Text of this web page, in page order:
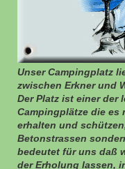
Unser Campingplatz
zwischen Erkner und
Der Platz ist einer der
Campingplätze die es
erhalten und
Betonstrassen
bedeutet für uns daß
der Erholung lassen,